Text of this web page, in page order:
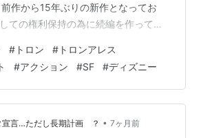
作から15年ぶりの新作となってお
ての権利保持の為に続編を作ってる
す。今回は“アレス”と言う主人公が
び出して現実世界に現れる、という
スト・アクション・ヒーロー』のよ
おります。 ≪ネタバレなし≫
# トロン # トロンアレス
#アクション #SF #ディズニー
宣言…ただし長期計画 ？ • 7ヶ月前